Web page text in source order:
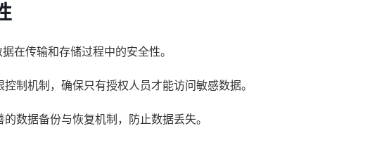
在传输和存储过程中的安全性。
控制机制，确保只有授权人员才能访问敏感数据。
的数据备份与恢复机制，防止数据丢失。